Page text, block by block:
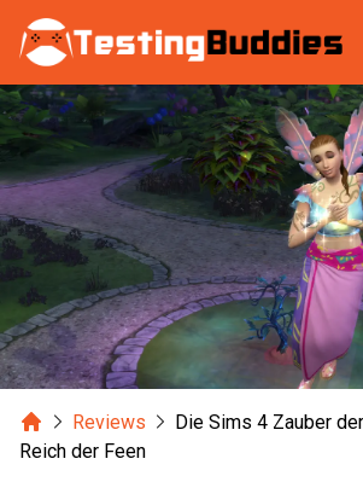
Zum Hauptinhalt springen
HomeReviews
Die Sims 4 Zauber
Reich der Feen